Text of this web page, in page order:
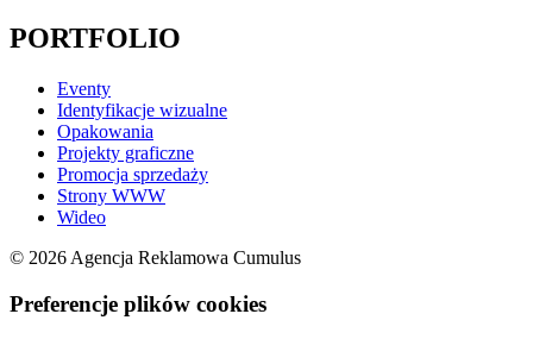
PORTFOLIO
Eventy
Identyfikacje wizualne
Opakowania
Projekty graficzne
Promocja sprzedaży
Strony WWW
Wideo
© 2026 Agencja Reklamowa Cumulus
Preferencje plików cookies